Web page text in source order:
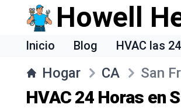
Howell
Inicio Blog HVAC las
Hogar CA San
HVAC 24 Horas en